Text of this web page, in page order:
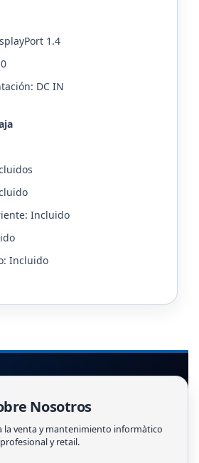
1.4
DC IN
Incluido
Incluido
Nosotros
la venta y mantenimiento informàtico
profesional y retail.